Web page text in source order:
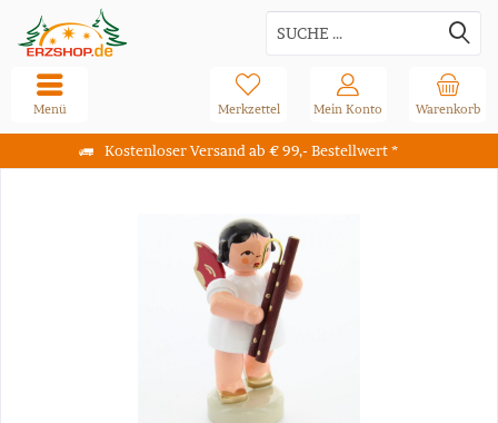
Kostenloser Versand ab € 99,- Bestellwert *
Warenkorb
Merkzettel Mein Konto
Menü